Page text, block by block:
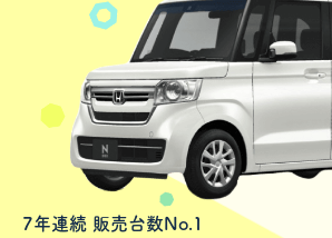
7年連続 販売台数No.1